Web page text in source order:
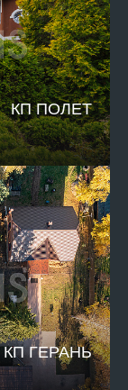
КП ПОЛЕТ
КП ГЕРАНЬ